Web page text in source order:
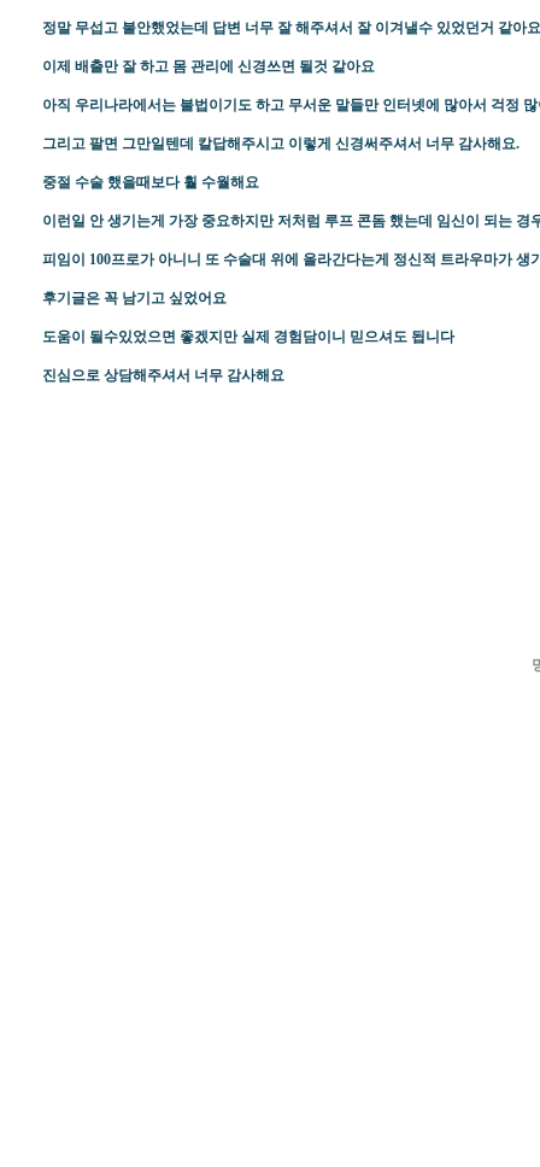
정말 무섭고 불안했었는데 답변 너무 잘 해주셔서 잘 이겨낼수 있었던거 같아요
이제 배출만 잘 하고 몸 관리에 신경쓰면 될것 같아요
아직 우리나라에서는 불법이기도 하고 무서운 말들만 인터넷에 많아서 걱정
그리고 팔면 그만일텐데 칼답해주시고 이렇게 신경써주셔서 너무 감사해요.
중절 수술 했을때보다 훨 수월해요
이런일 안 생기는게 가장 중요하지만 저처럼 루프 콘돔 했는데 임신이 되는 경
피임이 100프로가 아니니 또 수술대 위에 올라간다는게 정신적 트라우마가 생
후기글은 꼭 남기고 싶었어요
도움이 될수있었으면 좋겠지만 실제 경험담이니 믿으셔도 됩니다
진심으로 상담해주셔서 너무 감사해요